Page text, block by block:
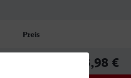
Preis
73,98 €